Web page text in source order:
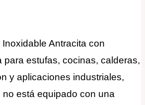
Antracita con
para estufas, cocinas, calderas,
y aplicaciones industriales,
está equipado con una